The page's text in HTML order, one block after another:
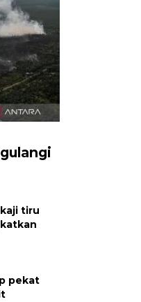
tiru
pekat